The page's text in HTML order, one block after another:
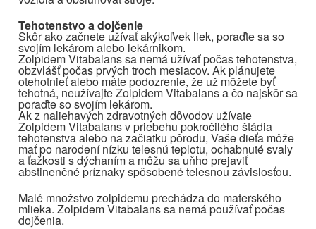
Tehotenstvo adojčenie
Skôr ako začnete užívať akýkoľvek liek, poraďte sa so
svojím lekárom alebo lekárnikom.
Zolpidem Vitabalans sa nemá užívať počas tehotenstva,
obzvlášť počas prvých troch mesiacov. Ak plánujete
otehotnieť alebo máte podozrenie, že už môžete byť
tehotná, neužívajte Zolpidem Vitabalans a čo najskôr sa
poraďte so svojím lekárom.
Ak z naliehavých zdravotných dôvodov užívate
Zolpidem Vitabalans v priebehu pokročilého štádia
tehotenstva alebo na začiatku pôrodu, Vaše dieťa môže
mať po narodení nízku telesnú teplotu, ochabnuté svaly
a ťažkosti s dýchaním a môžu sa uňho prejaviť
abstinenčné príznaky spôsobené telesnou závislosťou.
Malé množstvo zolpidemu prechádza do materského
mlieka. Zolpidem Vitabalans sa nemá používať počas
dojčenia.